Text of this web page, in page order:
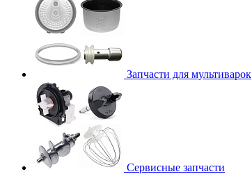
Запчасти для мультиварок
Сервисные запчасти